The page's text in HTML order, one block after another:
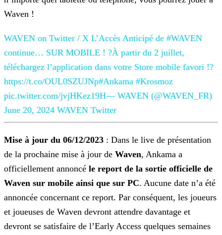
Waven !
WAVEN on Twitter / X L’Accès Anticipé de #WAVEN
continue… SUR MOBILE ! ?À partir du 2 juillet,
téléchargez l’application dans votre Store mobile favori !?️
https://t.co/OUL0SZUJNp#Ankama #Krosmoz
pic.twitter.com/jvjHKez19H— WAVEN (@WAVEN_FR)
June 20, 2024 WAVEN Twitter
Mise à jour du 06/12/2023 : Dans le live de présentation
de la prochaine mise à jour de Waven, Ankama a
officiellement annoncé le report de la sortie officielle de
Waven sur mobile ainsi que sur PC. Aucune date n’a été
annoncée concernant ce report. Par conséquent, les joueurs
et joueuses de Waven devront attendre davantage et
devront se satisfaire de l’Early Access quelques semaines